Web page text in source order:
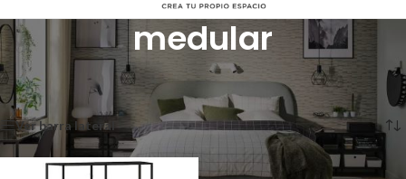
medular
Inicio/
Productos etiquetados “medular”
Mostrando el único resultado
Ver barra lateral